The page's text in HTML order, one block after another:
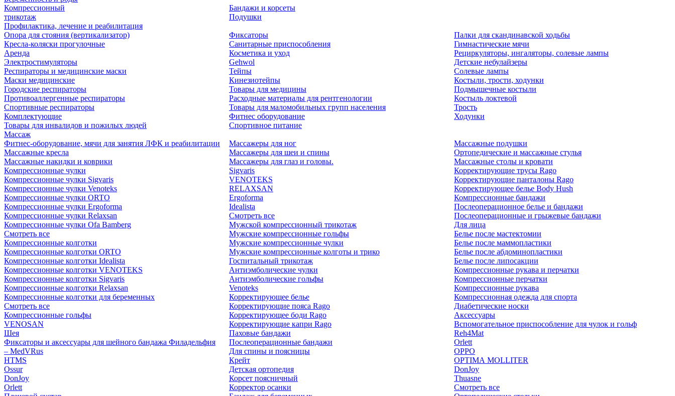
Компрессионный
трикотаж
Бандажи и корсеты
Подушки
Профилактика, лечение и реабилитация
Опора для стояния (вертикализатор)
Кресла-коляски прогулочные
Аренда
Электростимуляторы
Респираторы и медицинские маски
Маски медицинские
Городские респираторы
Противоаллергенные респираторы
Спортивные респираторы
Комплектующие
Товары для инвалидов и пожилых людей
Фиксаторы
Санитарные приспособления
Косметика и уход
Gehwol
Тейпы
Кинезиотейпы
Товары для медицины
Расходные материалы для рентгенологии
Товары для маломобильных групп населения
Фитнес оборудование
Спортивное питание
Палки для скандинавской ходьбы
Гимнастические мячи
Рециркуляторы, ингаляторы, солевые лампы
Детские небулайзеры
Солевые лампы
Костыли, трости, ходунки
Подмышечные костыли
Костыль локтевой
Трость
Ходунки
Массаж
Фитнес-оборудование, мячи для занятия ЛФК и реабилитации
Массажные кресла
Массажные накидки и коврики
Массажеры для ног
Массажеры для шеи и спины
Массажеры для глаз и головы.
Массажные подушки
Ортопедические и массажные стулья
Массажные столы и кровати
Компрессионные чулки
Компрессионные чулки Sigvaris
Компрессионные чулки Venoteks
Компрессионные чулки ORTO
Компрессионные чулки Ergoforma
Компрессионные чулки Relaxsan
Компрессионные чулки Ofa Bamberg
Смотреть все
Компрессионные колготки
Компрессионные колготки ORTO
Компрессионные колготки Idealista
Компрессионные колготки VENOTEKS
Компрессионные колготки Sigvaris
Компрессионные колготки Relaxsan
Компрессионные колготки для беременных
Смотреть все
Компрессионные гольфы
VENOSAN
Sigvaris
VENOTEKS
RELAXSAN
Ergoforma
Idealista
Смотреть все
Мужской компрессионный трикотаж
Мужские компрессионные гольфы
Мужские компрессионные чулки
Мужские компрессионные колготы и трико
Госпитальный трикотаж
Антиэмболические чулки
Антиэмболические гольфы
Venoteks
Корректирующее белье
Корректирующие пояса Rago
Корректирующее боди Rago
Корректирующие капри Rago
Корректирующие трусы Rago
Корректирующие панталоны Rago
Корректирующее белье Body Hush
Компрессионные бандажи
Послеоперационное белье и бандажи
Послеоперационные и грыжевые бандажи
Для лица
Белье после мастектомии
Белье после маммопластики
Белье после абдоминопластики
Белье после липосакции
Компрессионные рукава и перчатки
Компрессионные перчатки
Компрессионные рукава
Компрессионная одежда для спорта
Диабетические носки
Аксессуары
Вспомогательное приспособление для чулок и гольф
Шея
Фиксаторы и аксессуары для шейного бандажа Филадельфия
– MedVRus
HTMS
Ossur
DonJoy
Orlett
Паховые бандажи
Послеоперационные бандажи
Для спины и поясницы
Крейт
Детская ортопедия
Корсет поясничный
Корректор осанки
Reh4Mat
Orlett
OPPO
OPTIMA MOLLITER
DonJoy
Thuasne
Смотреть все